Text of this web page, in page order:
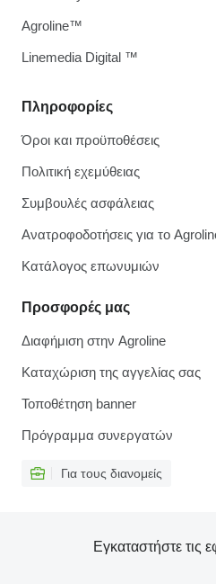
Πληροφορίες
Όροι και προϋποθέσεις
Πολιτική εχεμύθειας
Συμβουλές ασφάλειας
Ανατροφοδοτήσεις για το
Κατάλογος επωνυμιών
Προσφορές μας
Διαφήμιση στην Agroline
Καταχώριση της αγγελίας σας
Τοποθέτηση banner
Πρόγραμμα συνεργατών
Για τους διανομείς
Agroline™
Linemedia Digital ™
Εγκαταστήστε τις